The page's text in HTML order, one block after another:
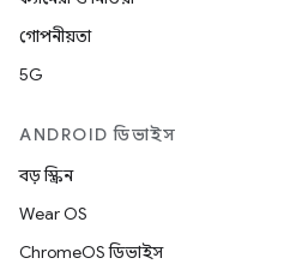
গোপনীয়তা
5G
ANDROID ডিভাইস
বড় স্ক্রিন
Wear OS
ChromeOS ডিভাইস